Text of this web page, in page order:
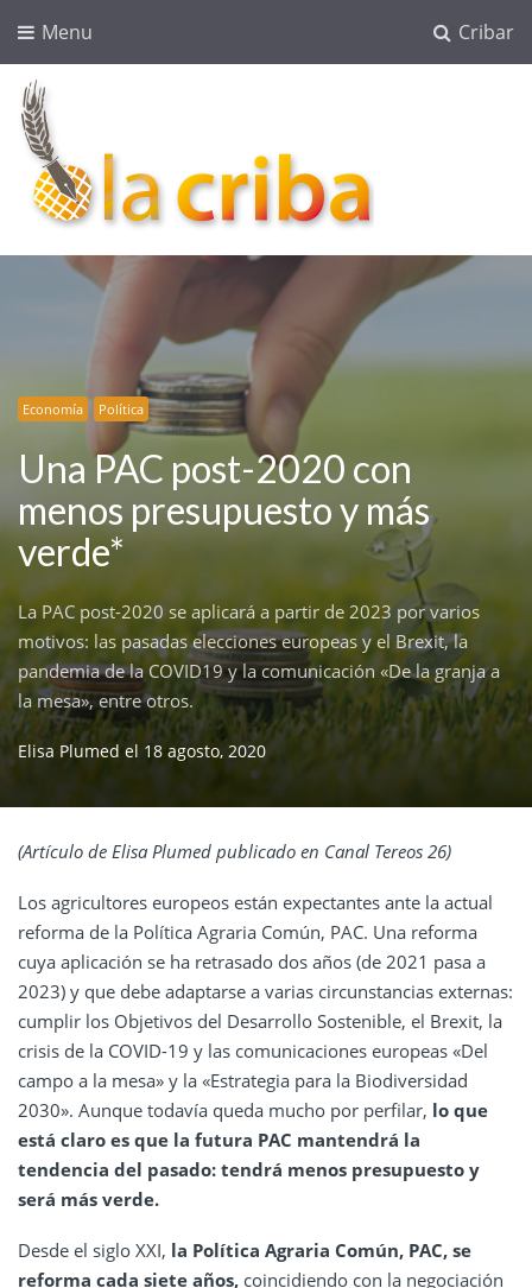
Cribar
Menu
lacriba.net
blog agroalimentario
Economía Política
Una PAC post-2020 con
menos presupuesto y más
verde*
La PAC post-2020 se aplicará a partir de 2023 por varios
motivos: las pasadas elecciones europeas y el Brexit, la
pandemia de la COVID19 y la comunicación «De la granja a
la mesa», entre otros.
Elisa Plumed el 18 agosto, 2020
(Artículo de Elisa Plumed publicado en Canal Tereos 26)
Los agricultores europeos están expectantes ante la actual
reforma de la Política Agraria Común, PAC. Una reforma
cuya aplicación se ha retrasado dos años (de 2021 pasa a
2023) y que debe adaptarse a varias circunstancias externas:
cumplir los Objetivos del Desarrollo Sostenible, el Brexit, la
crisis de la COVID-19 y las comunicaciones europeas «Del
campo a la mesa» y la «Estrategia para la Biodiversidad
2030». Aunque todavía queda mucho por perfilar, lo que
está claro es que la futura PAC mantendrá la
tendencia del pasado: tendrá menos presupuesto y
será más verde.
Desde el siglo XXI, la Política Agraria Común, PAC, se
reforma cada siete años, coincidiendo con la negociación